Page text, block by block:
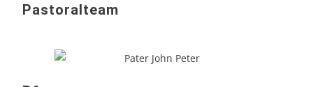
Pastoralteam